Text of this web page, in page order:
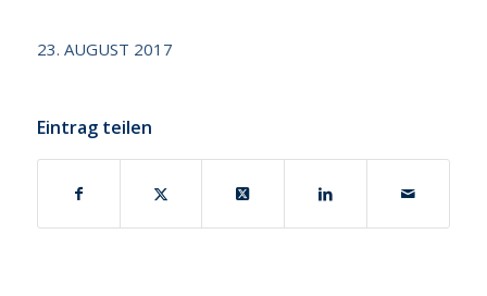
23. AUGUST 2017
Eintrag teilen